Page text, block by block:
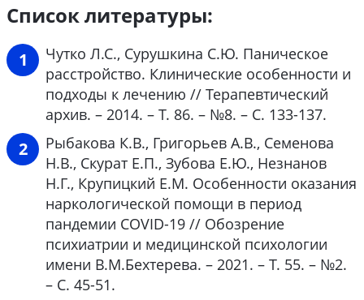
Список литературы:
Чутко Л.С., Сурушкина С.Ю. Паническое
расстройство. Клинические особенности и
подходы к лечению // Терапевтический
архив. – 2014. – Т. 86. – №8. – С. 133-137.
Рыбакова К.В., Григорьев А.В., Семенова
Н.В., Скурат Е.П., Зубова Е.Ю., Незнанов
Н.Г., Крупицкий Е.М. Особенности оказания
наркологической помощи в период
пандемии COVID-19 // Обозрение
психиатрии и медицинской психологии
имени В.М.Бехтерева. – 2021. – Т. 55. – №2.
– С. 45-51.